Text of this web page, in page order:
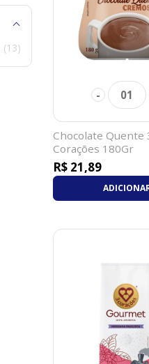
13
- 01
Chocolate Quente
Corações 180Gr
R$ 21,89